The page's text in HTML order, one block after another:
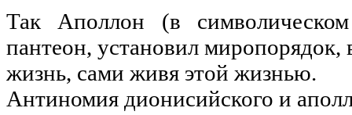
Так Аполлон (в
пантеон, установил
жизнь, сами живя этой жизнью.
Антиномия дионисийского и